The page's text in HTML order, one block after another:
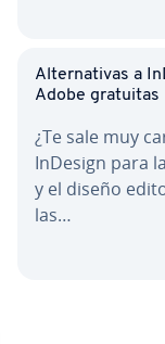
Al­te­r­na­ti­vas a
Adobe gratuitas
¿Te sale muy
InDesign para
y el diseño
las…